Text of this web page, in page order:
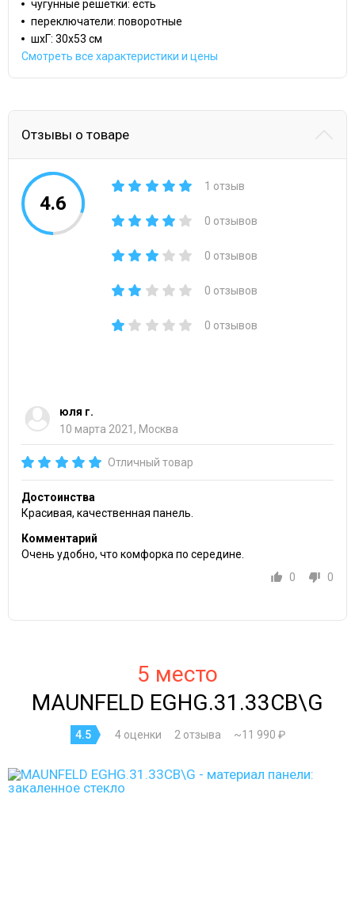
чугунные решетки: есть
переключатели: поворотные
шхГ: 30х53 см
Смотреть все характеристики и цены
Отзывы о товаре
4.6
1 отзыв
0 отзывов
0 отзывов
0 отзывов
0 отзывов
юля г.
10 марта 2021, Москва
Отличный товар
Достоинства
Красивая, качественная панель.
Комментарий
Очень удобно, что комфорка по середине.
0
0
5 место
MAUNFELD EGHG.31.33CB\G
4.5 4 оценки 2 отзыва ~11 990 ₽